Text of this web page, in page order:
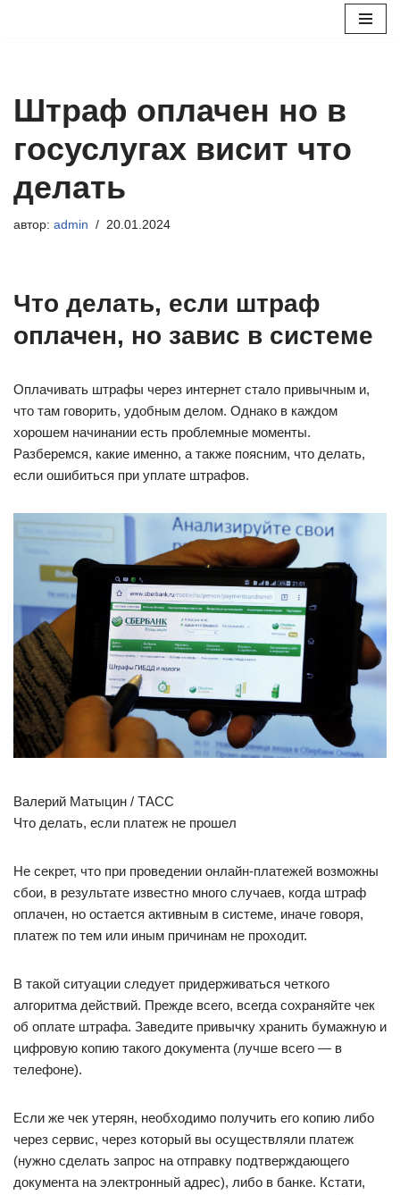
Штраф оплачен но в
госуслугах висит что
делать
автор: admin 20.01.2024
Что делать, если штраф
оплачен, но завис в системе
Оплачивать штрафы через интернет стало привычным и,
что там говорить, удобным делом. Однако в каждом
хорошем начинании есть проблемные моменты.
Разберемся, какие именно, а также поясним, что делать,
если ошибиться при уплате штрафов.
Валерий Матыцин / ТАСС
Что делать, если платеж не прошел
Не секрет, что при проведении онлайн-платежей возможны
сбои, в результате известно много случаев, когда штраф
оплачен, но остается активным в системе, иначе говоря,
платеж по тем или иным причинам не проходит.
В такой ситуации следует придерживаться четкого
алгоритма действий. Прежде всего, всегда сохраняйте чек
об оплате штрафа. Заведите привычку хранить бумажную и
цифровую копию такого документа (лучше всего — в
телефоне).
Если же чек утерян, необходимо получить его копию либо
через сервис, через который вы осуществляли платеж
(нужно сделать запрос на отправку подтверждающего
документа на электронный адрес), либо в банке. Кстати,